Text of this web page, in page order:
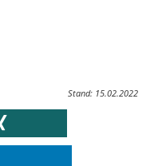
Stand: 15.02.2022